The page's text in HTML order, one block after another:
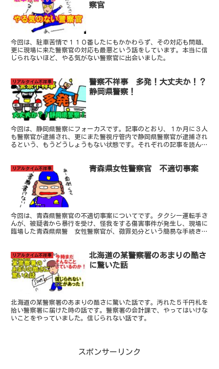
察官
今回は、駐車苦情で１１０番したにもかかわらず、その対応も問題、
更に現場に来た警察官の対応も最悪という話をしています。本当に信
じられないほど、やる気がない警察官に出会いました。
リアルタイム不祥事
警察不祥事 多発！大丈夫か！？
静岡県警察！
今回は、静岡県警察にフォーカスです。記事のとおり、１か月に３人
も警察官が逮捕され、更にまた警視庁管内で静岡県警察官が逮捕され
るという、もうどうしょうもない状態です。それぞれの記事を読んで
が、まだまだたくさん居ます。 氷山の一角です。私は現職の時か
ら、真面目に仕事をしている警察官の迷惑になるから、悪いことをし
ている警察官は、早くどんどん捕まってもらいたい、と思っていまし
た。しかしながら、静岡県警察のこの事態は異常であり、驚きまし
た。
リアルタイム不祥事 青森県女性警察官 不適切事案
今回は、青森県警察官の不適切事案についてです。タクシー運転手さ
んが、被疑者から暴行を受け、怪我をする傷害事件が発生し、現場に
臨場した青森県県警 女性警察官が、微罪処分という簡易な手続きに
リアルタイム不祥事
北海道の某警察署のあまりの酷さ
に驚いた話
北海道の某警察署のあまりの酷さに驚いた話です。汚れた５千円札を
拾い警察署に届けた時の話です。警察署の会計課で、やってはいけな
いことをやっていました。信じられない話です。
スポンサーリンク